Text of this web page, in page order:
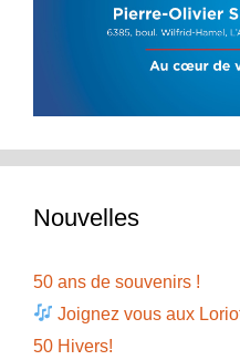
Nouvelles
50 ans de souvenirs !
Joignez vous aux
50 Hivers!